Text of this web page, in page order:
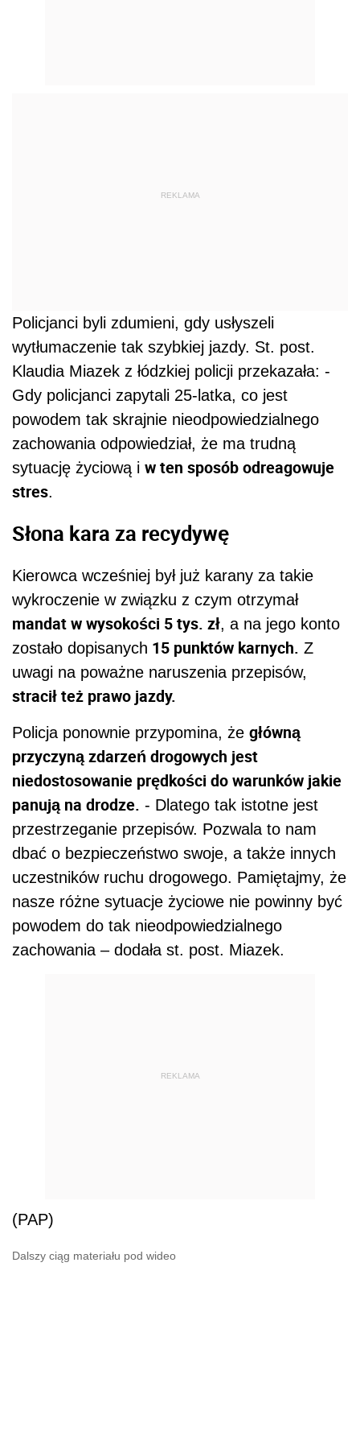
REKLAMA
Policjanci byli zdumieni, gdy usłyszeli
wytłumaczenie tak szybkiej jazdy. St. post.
Klaudia Miazek z łódzkiej policji przekazała: -
Gdy policjanci zapytali 25-latka, co jest
powodem tak skrajnie nieodpowiedzialnego
zachowania odpowiedział, że ma trudną
sytuację życiową i w ten sposób odreagowuje
stres.
Słona kara za recydywę
Kierowca wcześniej był już karany za takie
wykroczenie w związku z czym otrzymał
mandat w wysokości 5 tys. zł, a na jego konto
zostało dopisanych 15 punktów karnych. Z
uwagi na poważne naruszenia przepisów,
stracił też prawo jazdy.
Policja ponownie przypomina, że główną
przyczyną zdarzeń drogowych jest
niedostosowanie prędkości do warunków jakie
panują na drodze. - Dlatego tak istotne jest
przestrzeganie przepisów. Pozwala to nam
dbać o bezpieczeństwo swoje, a także innych
uczestników ruchu drogowego. Pamiętajmy, że
nasze różne sytuacje życiowe nie powinny być
powodem do tak nieodpowiedzialnego
zachowania – dodała st. post. Miazek.
REKLAMA
(PAP)
Dalszy ciąg materiału pod wideo